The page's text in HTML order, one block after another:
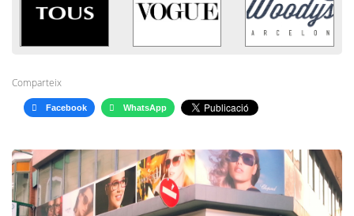
Comparteix
Facebook WhatsApp